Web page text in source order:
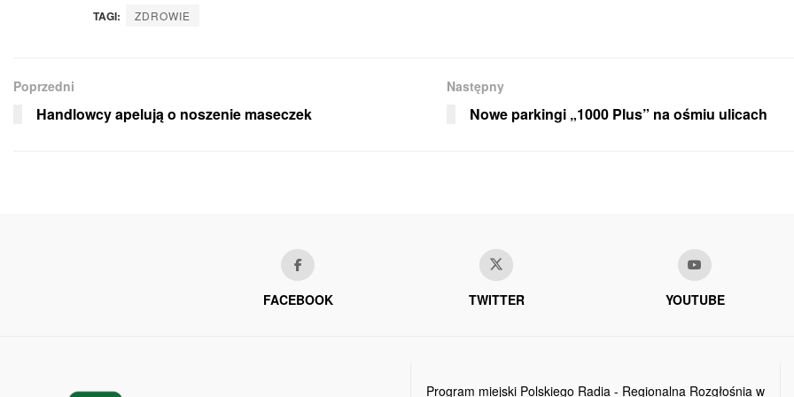
TAGI: ZDROWIE
Poprzedni
Handlowcy apelują o noszenie maseczek
Następny
Nowe parkingi „1000 Plus” na ośmiu ulicach
FACEBOOK TWITTER YOUTUBE
Program miejski Polskiego Radia - Regionalna Rozgłośnia w